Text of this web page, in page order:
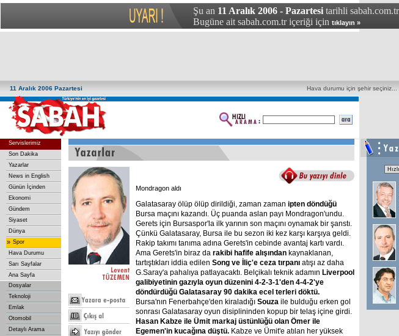
Şu an 11 Aralık 2006 - Pazartesi tarihli
Bugüne ait sabah.com.tr içeriği için tıklayın »
11 Aralık 2006 Pazartesi Hava durumu için şehir seçiniz...
Servislerimiz
Son Dakika
Yazarlar
News in English
Günün İçinden
Ekonomi
Gündem
Siyaset
Dünya
» Spor
Hava Durumu
Sarı Sayfalar
Ana Sayfa
Dosyalar
Teknoloji
Emlak
Otomobil
Detaylı Arama
Mondragon aldı
Galatasaray ölüp ölüp dirildiği, zaman zaman ipten döndüğü
Bursa maçını kazandı. Üç puanda aslan payı Mondragon'undu.
Gerets için Bursaspor'la ilk yarının son maçını oynamak bir şanstı.
Çünkü Galatasaray, Bursa ile bu sezon iki kez karşı karşıya geldi.
Rakip takımı tanıma adına Gerets'in cebinde avantaj kartı vardı.
Ama Gerets'in biraz da rakibi hafife alışından kaynaklanan,
tartıştıkları iddia edilen Song ve İliç'e ceza tırpanı atışı az daha
G.Saray'a pahalıya patlayacaktı. Belçikalı teknik adamın Liverpool
galibiyetinin gazıyla oyun düzenini 4-2-3-1'den 4-4-2'ye
döndürdüğü Galatasaray 90 dakika ecel terleri döktü.
Bursa'nın Fenerbahçe'den kiraladığı Souza ile bulduğu erken gol
sonrası Galatasaray oyun disiplininden kopup bir telaş içine girdi.
Hasan Kabze ile Ümit markaj üstünlüğü olan Ömer ile
Egemen'in kucağına düştü. Kabze ve Ümit'e atılan her yüksek